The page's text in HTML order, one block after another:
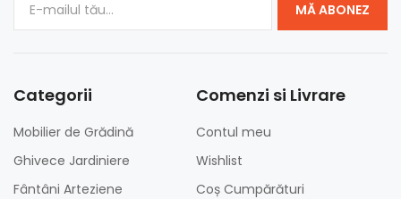
MĂ ABONEZ
Categorii
Mobilier de Grădină
Ghivece Jardiniere
Fântâni Arteziene
Comenzi si Livrare
Contul meu
Wishlist
Coș Cumpărături